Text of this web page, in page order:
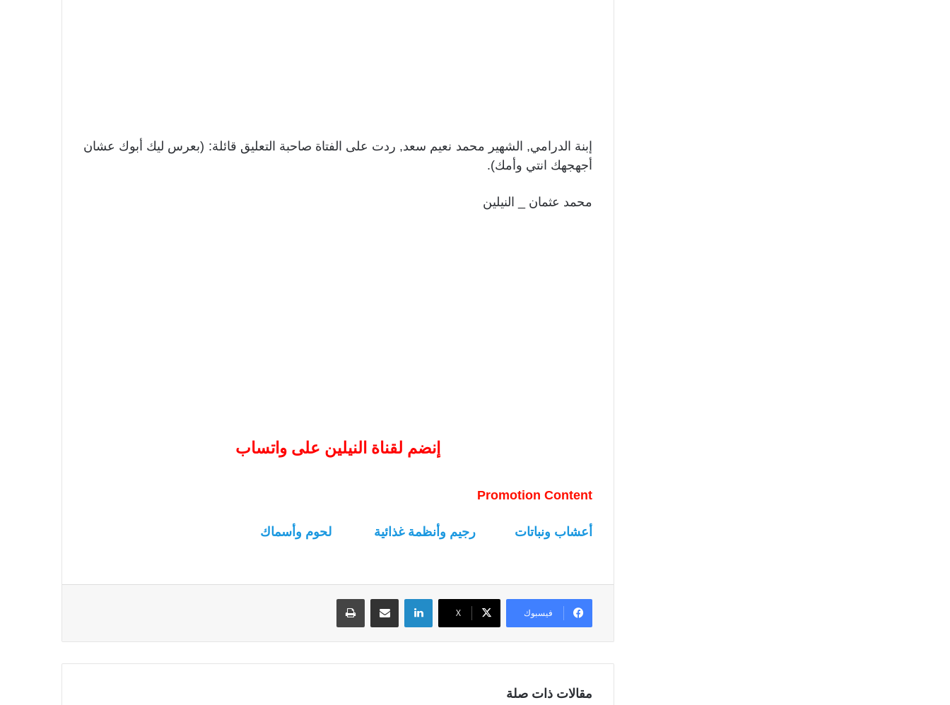
إبنة الدرامي, الشهير محمد نعيم سعد, ردت على الفتاة صاحبة التعليق قائلة: (بعرس ليك أبوك عشان
أجهجهك انتي وأمك).
محمد عثمان _ النيلين
إنضم لقناة النيلين على واتساب
Promotion Content
أعشاب ونباتات رجيم وأنظمة غذائية لحوم وأسماك
فيسبوك ‫X
لينكدإن
مقالات ذات صلة